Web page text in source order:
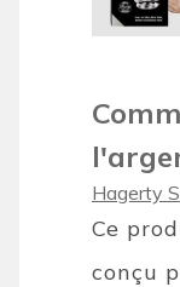
Hagerty
Ce
conçu